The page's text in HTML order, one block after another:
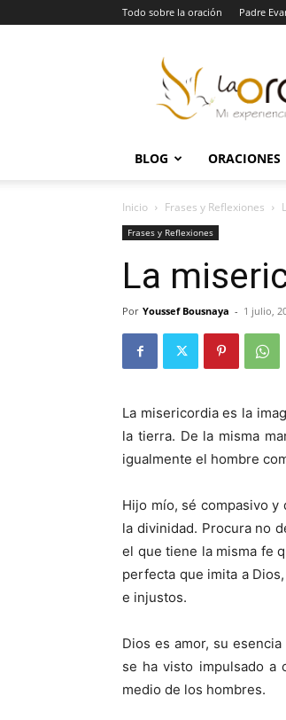
Todo sobre la oración Padre
BLOG ORACIONES
Inicio Frases y Reflexiones
Frases y Reflexiones
La
Por Youssef Bousnaya - 1 julio,
La misericordia es la
la tierra. De la misma
igualmente el hombre
Hijo mío, sé compasivo
la divinidad. Procura no
el que tiene la misma fe
perfecta que imita a
e injustos.
Dios es amor, su
se ha visto impulsado a
medio de los hombres.